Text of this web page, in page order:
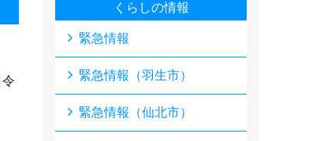
くらしの情報
緊急情報
緊急情報（羽生市）
緊急情報（仙北市）